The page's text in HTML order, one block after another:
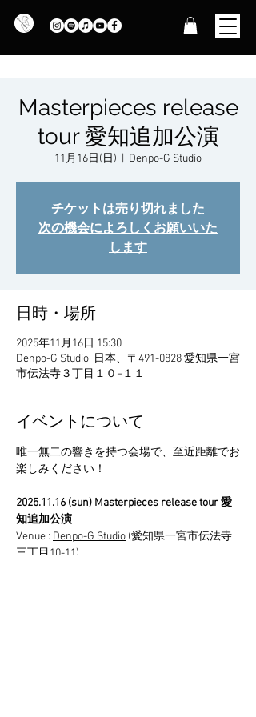
Masterpieces release
tour 愛知追加公演
11月16日(日) Denpo-G Studio
チケットは売り切れました
次の機会によろしくお願いいた
します
日時・場所
2025年11月16日 15:30
Denpo-G Studio, 日本、〒491-0828 愛知県一宮
市伝法寺３丁目１０−１１
イベントについて
唯一無二の響きを持つ会場で、至近距離でお
楽しみください！
2025.11.16 (sun) Masterpieces release tour 愛
知追加公演
Venue : Denpo-G Studio (愛知県一宮市伝法寺
三丁目10-11)